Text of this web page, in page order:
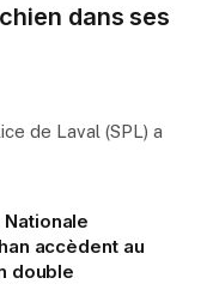
dans ses
de Laval (SPL) a
Nationale
accèdent au
double